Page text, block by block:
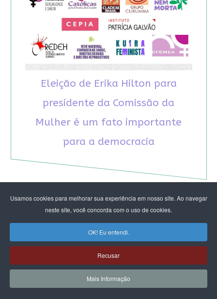
Usamos cookies para melhorar sua experiência em nosso site. Ao navegar
neste site, você concorda com o uso de cookies.
OK! Eu entendi.
Recusar
Mais Informação
Eleição de Erika Hilton para
presidente da Comissão da
Mulher é um fato importante
para a democracia
August Nimtz prova que marxismo e
antirracismo são indissociáveis na luta
anticapitalista
Rap transfeminista radical argentino na FLIPEI
Quem tem medo dos corpos trans?